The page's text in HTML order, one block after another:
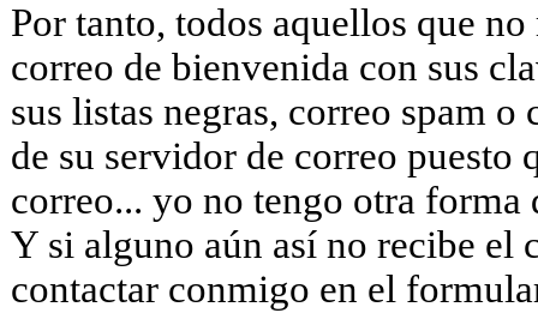
Por tanto, todos aquellos que
correo de bienvenida con sus
sus listas negras, correo spam o
de su servidor de correo puesto
correo... yo no tengo otra forma
Y si alguno aún así no recibe el
contactar conmigo en el